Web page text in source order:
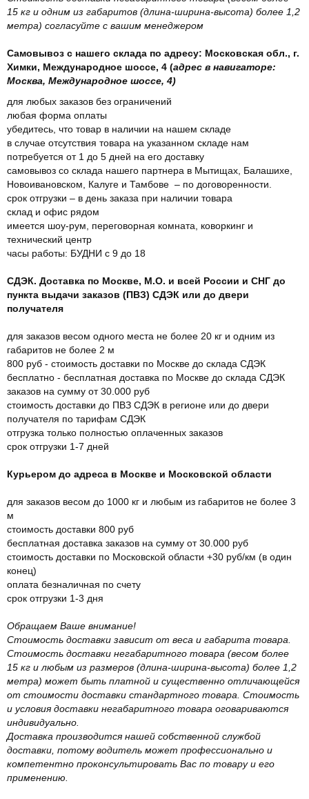
15 кг и одним из габаритов (длина-ширина-высота) более 1,2
метра) согласуйте с вашим менеджером
Самовывоз с нашего склада по адресу: Московская обл., г.
Химки, Международное шоссе, 4 (адрес в навигаторе:
Москва, Международное шоссе, 4)
для любых заказов без ограничений
любая форма оплаты
убедитесь, что товар в наличии на нашем складе
в случае отсутствия товара на указанном складе нам
потребуется от 1 до 5 дней на его доставку
самовывоз со склада нашего партнера в Мытищах, Балашихе,
Новоивановском, Калуге и Тамбове – по договоренности.
срок отгрузки – в день заказа при наличии товара
склад и офис рядом
имеется шоу-рум, переговорная комната, коворкинг и
технический центр
часы работы: БУДНИ с 9 до 18
СДЭК. Доставка по Москве, М.О. и всей России и СНГ до
пункта выдачи заказов (ПВЗ) СДЭК или до двери
получателя
для заказов весом одного места не более 20 кг и одним из
габаритов не более 2 м
800 руб - стоимость доставки по Москве до склада СДЭК
бесплатно - бесплатная доставка по Москве до склада СДЭК
заказов на сумму от 30.000 руб
стоимость доставки до ПВЗ СДЭК в регионе или до двери
получателя по тарифам СДЭК
отгрузка только полностью оплаченных заказов
срок отгрузки 1-7 дней
Курьером до адреса в Москве и Московской области
для заказов весом до 1000 кг и любым из габаритов не более 3
м
стоимость доставки 800 руб
бесплатная доставка заказов на сумму от 30.000 руб
стоимость доставки по Московской области +30 руб/км (в один
конец)
оплата безналичная по счету
срок отгрузки 1-3 дня
Обращаем Ваше внимание!
Стоимость доставки зависит от веса и габарита товара.
Стоимость доставки негабаритного товара (весом более
15 кг и любым из размеров (длина-ширина-высота) более 1,2
метра) может быть платной и существенно отличающейся
от стоимости доставки стандартного товара. Стоимость
и условия доставки негабаритного товара оговариваются
индивидуально.
Доставка производится нашей собственной службой
доставки, потому водитель может профессионально и
компетентно проконсультировать Вас по товару и его
применению.